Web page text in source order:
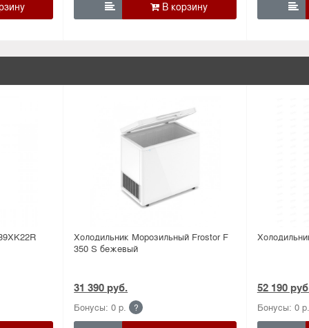
 
Холодильник Морозильный Frostor F
350 S бежевый
31 390 руб.
Бонусы: 0 р. ?
52 190
Бонусы: 0 р.